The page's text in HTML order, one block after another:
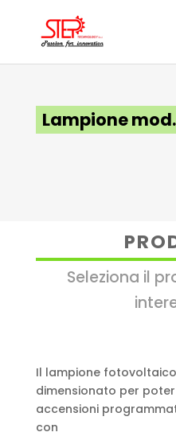
Lampione
Seleziona il
Il lampione fotovoltaico
dimensionato per
accensioni
con